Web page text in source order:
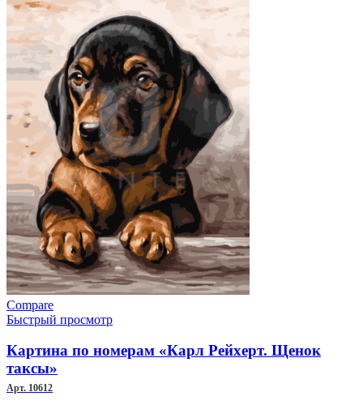
8672.00 ₽
вариаций.
Опции
можно
выбрать
на
странице
товара.
Compare
Быстрый просмотр
Картина по номерам «Карл Рейхерт. Щенок
таксы»
Арт. 10612